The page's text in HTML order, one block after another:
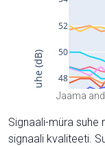
Jaama
Signaali-müra suhe
signaali kvaliteeti.